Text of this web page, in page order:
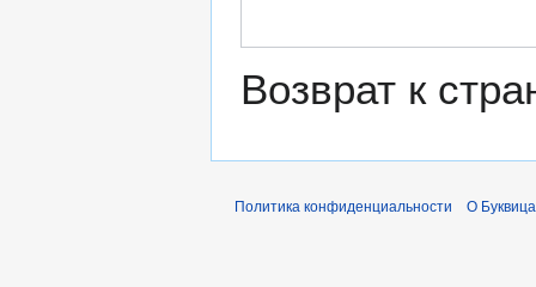
Возврат к
Политика конфиденциальности О Буквица